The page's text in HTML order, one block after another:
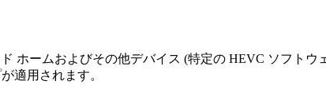
ホームおよびその他デバイス (特定の HEVC ソフト
適用されます。